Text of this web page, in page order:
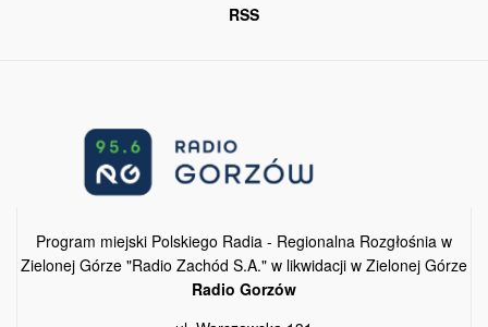
RSS
Program miejski Polskiego Radia - Regionalna Rozgłośnia w
Zielonej Górze "Radio Zachód S.A." w likwidacji w Zielonej Górze
Radio Gorzów